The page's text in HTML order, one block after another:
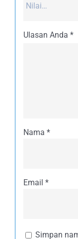
Ulasan Anda *
Nama *
Email *
Simpan